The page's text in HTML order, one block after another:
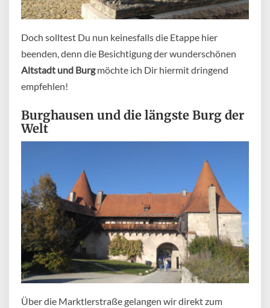
Doch solltest Du nun keinesfalls die Etappe hier
beenden, denn die Besichtigung der wunderschönen
Altstadt und Burgmöchte ich Dir hiermit dringend
empfehlen!
Burghausen und die längste Burg der
Welt
Über die Marktlerstraße gelangen wir direkt zum